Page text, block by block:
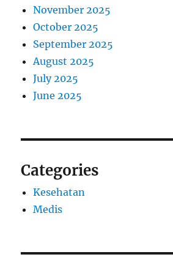
November 2025
October 2025
September 2025
August 2025
July 2025
June 2025
Categories
Kesehatan
Medis